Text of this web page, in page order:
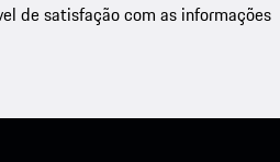
de satisfação com as informações